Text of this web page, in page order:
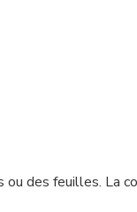
des feuilles. La